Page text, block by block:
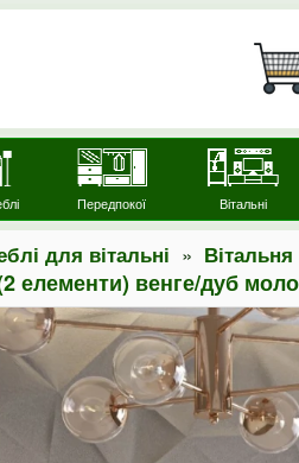
Передпокої Вітальні
для вітальні » Вітальня
елементи) венге/дуб